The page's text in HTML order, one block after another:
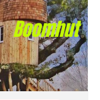
Boomhut